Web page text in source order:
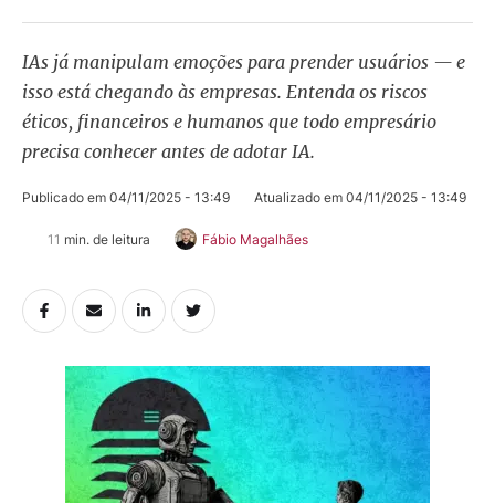
IAs já manipulam emoções para prender usuários — e
isso está chegando às empresas. Entenda os riscos
éticos, financeiros e humanos que todo empresário
precisa conhecer antes de adotar IA.
Publicado em 04/11/2025 - 13:49 Atualizado em 04/11/2025 - 13:49
11 min. de leitura Fábio Magalhães